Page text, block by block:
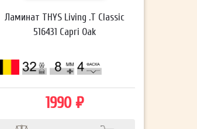
Ламинат THYS Living .T Classic
516431 Capri Oak
1990 ₽